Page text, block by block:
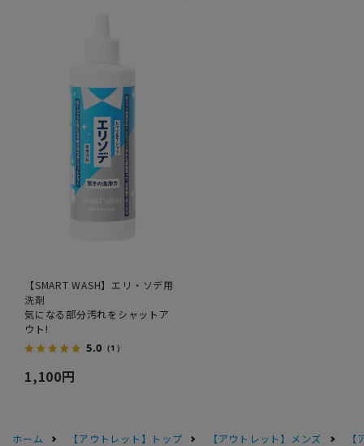
【SMART WASH】エリ・ソデ用
洗剤
気になる部分汚れをシャットア
ウト!
5.0 （1）
1,100円
ホーム 【アウトレット】トップ 【アウトレット】メンズ